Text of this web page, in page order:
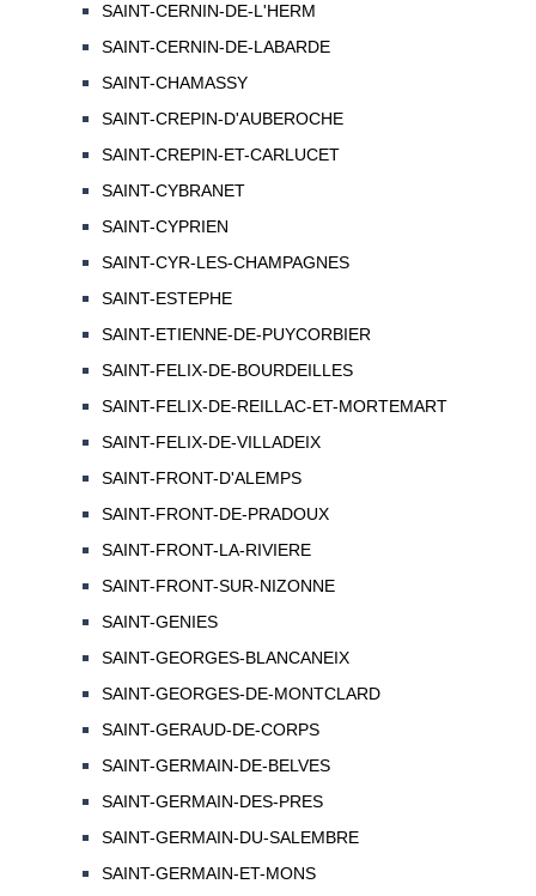
SAINT-CERNIN-DE-L'HERM
SAINT-CERNIN-DE-LABARDE
SAINT-CHAMASSY
SAINT-CREPIN-D'AUBEROCHE
SAINT-CREPIN-ET-CARLUCET
SAINT-CYBRANET
SAINT-CYPRIEN
SAINT-CYR-LES-CHAMPAGNES
SAINT-ESTEPHE
SAINT-ETIENNE-DE-PUYCORBIER
SAINT-FELIX-DE-BOURDEILLES
SAINT-FELIX-DE-REILLAC-ET-MORTEMART
SAINT-FELIX-DE-VILLADEIX
SAINT-FRONT-D'ALEMPS
SAINT-FRONT-DE-PRADOUX
SAINT-FRONT-LA-RIVIERE
SAINT-FRONT-SUR-NIZONNE
SAINT-GENIES
SAINT-GEORGES-BLANCANEIX
SAINT-GEORGES-DE-MONTCLARD
SAINT-GERAUD-DE-CORPS
SAINT-GERMAIN-DE-BELVES
SAINT-GERMAIN-DES-PRES
SAINT-GERMAIN-DU-SALEMBRE
SAINT-GERMAIN-ET-MONS